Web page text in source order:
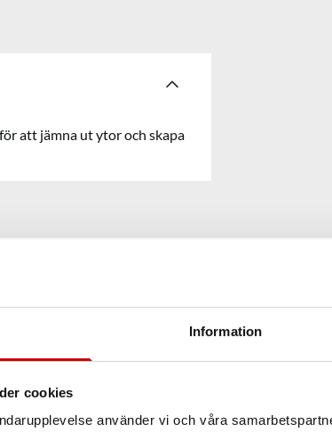
Information
cookies
använder vi och våra
att jämna ut ytor och skapa